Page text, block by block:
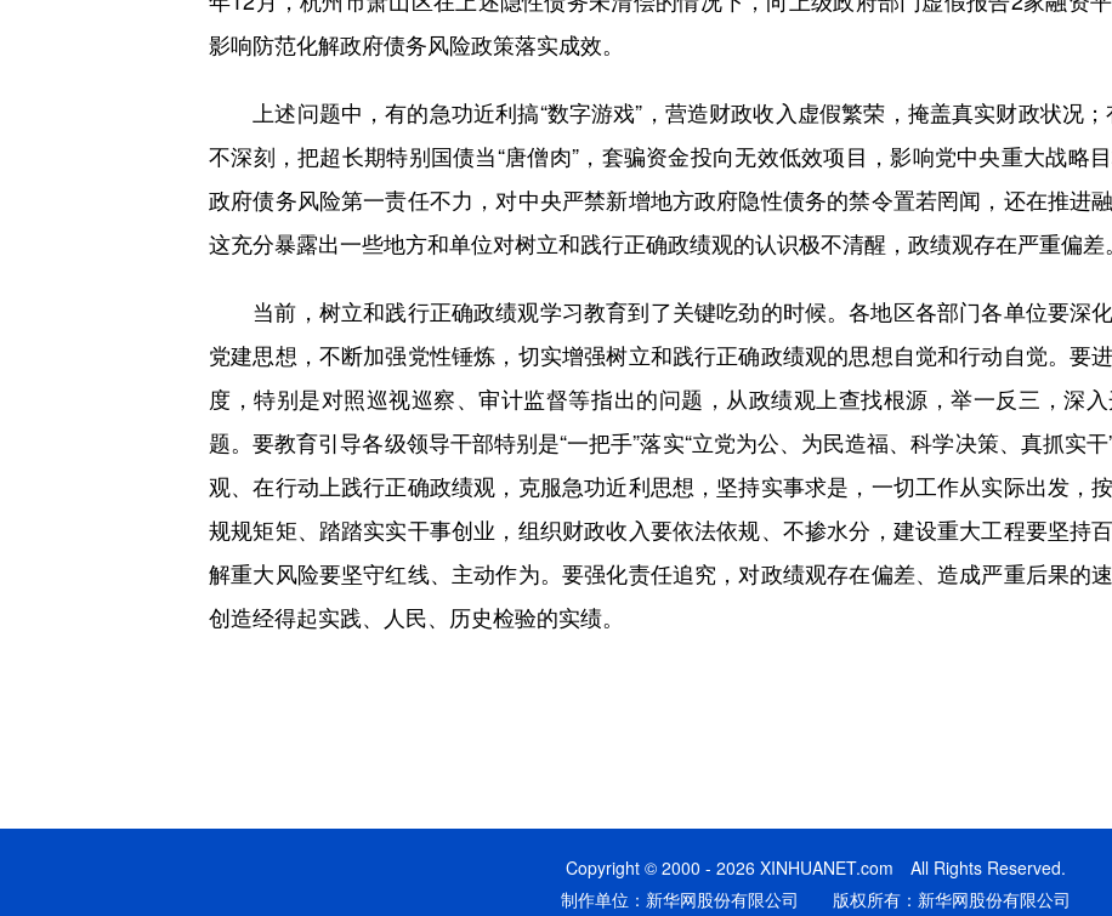
影响防范化解政府债务风险政策落实成效。
上述问题中，有的急功近利搞“数字游戏”，营造财政收入虚假繁荣，掩盖真实财政状况；
不深刻，把超长期特别国债当“唐僧肉”，套骗资金投向无效低效项目，影响党中央重大战略
政府债务风险第一责任不力，对中央严禁新增地方政府隐性债务的禁令置若罔闻，还在推进
这充分暴露出一些地方和单位对树立和践行正确政绩观的认识极不清醒，政绩观存在严重偏差
当前，树立和践行正确政绩观学习教育到了关键吃劲的时候。各地区各部门各单位要深
党建思想，不断加强党性锤炼，切实增强树立和践行正确政绩观的思想自觉和行动自觉。要
度，特别是对照巡视巡察、审计监督等指出的问题，从政绩观上查找根源，举一反三，深
题。要教育引导各级领导干部特别是“一把手”落实“立党为公、为民造福、科学决策、真抓实
观、在行动上践行正确政绩观，克服急功近利思想，坚持实事求是，一切工作从实际出发，
规规矩矩、踏踏实实干事创业，组织财政收入要依法依规、不掺水分，建设重大工程要坚持
解重大风险要坚守红线、主动作为。要强化责任追究，对政绩观存在偏差、造成严重后果的
创造经得起实践、人民、历史检验的实绩。
Copyright © 2000 - 2026 XINHUANET.com All Rights Reserved.
制作单位：新华网股份有限公司 版权所有：新华网股份有限公司